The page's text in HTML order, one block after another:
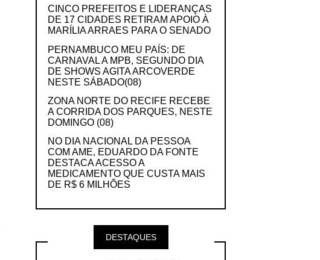
CINCO PREFEITOS E LIDERANÇAS
DE 17 CIDADES RETIRAM APOIO À
MARÍLIA ARRAES PARA O SENADO
PERNAMBUCO MEU PAÍS: DE
CARNAVAL A MPB, SEGUNDO DIA
DE SHOWS AGITA ARCOVERDE
NESTE SÁBADO(08)
ZONA NORTE DO RECIFE RECEBE
A CORRIDA DOS PARQUES, NESTE
DOMINGO (08)
NO DIA NACIONAL DA PESSOA
COM AME, EDUARDO DA FONTE
DESTACA ACESSO A
MEDICAMENTO QUE CUSTA MAIS
DE R$ 6 MILHÕES
DESTAQUES